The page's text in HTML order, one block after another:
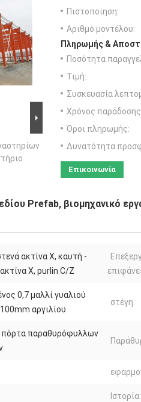
Πιστοποίηση:
Αριθμό μοντέλου:
Πληρωμής &
Ποσότητα
Τιμή:
Συσκευασία
Χρόνος
Όροι πληρωμής:
Δυνατότητα
Επικοινωνία
Prefab, βιομηχανικό
ακτίνα Χ, καυτή -
Χ, purlin C/Z
0,7 μαλλί γυαλιού
αργιλίου
στέγη:
πόρτα παραθυρόφυλλων
Ιστορία: